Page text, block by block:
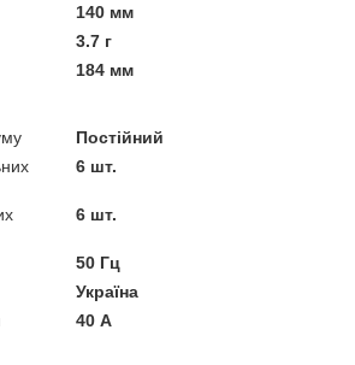
140 мм
3.7 г
184 мм
Постійний
6 шт.
6 шт.
50 Гц
Україна
40 А